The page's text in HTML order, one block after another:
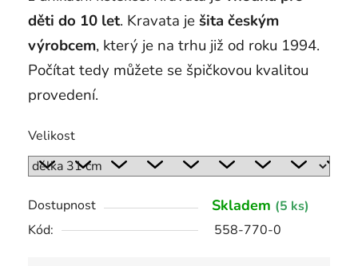
děti do 10 let. Kravata je šita českým
výrobcem, který je na trhu již od roku 1994.
Počítat tedy můžete se špičkovou kvalitou
provedení.
Velikost
Dostupnost Skladem (5 ks)
Kód:
558-770-0